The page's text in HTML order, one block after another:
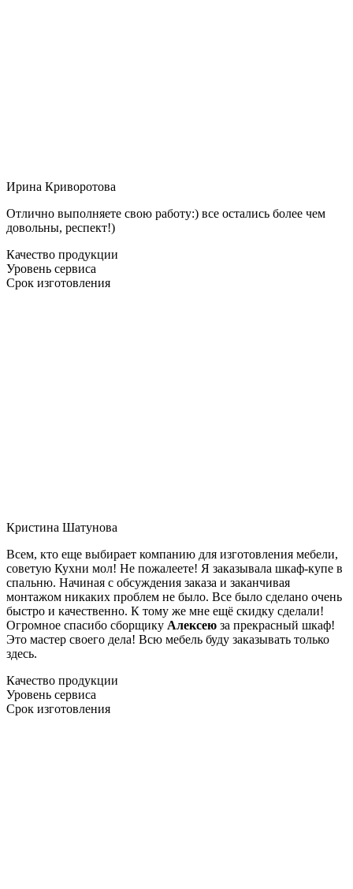
Ирина Криворотова
Отлично выполняете свою работу:) все остались более чем
довольны, респект!)
Качество продукции
Уровень сервиса
Срок изготовления
Кристина Шатунова
Всем, кто еще выбирает компанию для изготовления мебели,
советую Кухни мол! Не пожалеете! Я заказывала шкаф-купе в
спальню. Начиная с обсуждения заказа и заканчивая
монтажом никаких проблем не было. Все было сделано очень
быстро и качественно. К тому же мне ещё скидку сделали!
Огромное спасибо сборщику Алексею за прекрасный шкаф!
Это мастер своего дела! Всю мебель буду заказывать только
здесь.
Качество продукции
Уровень сервиса
Срок изготовления